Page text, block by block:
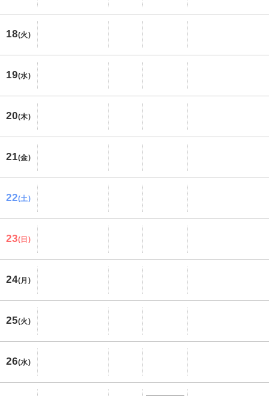
18(火)
19(水)
20(木)
21(金)
22(土)
23(日)
24(月)
25(火)
26(水)